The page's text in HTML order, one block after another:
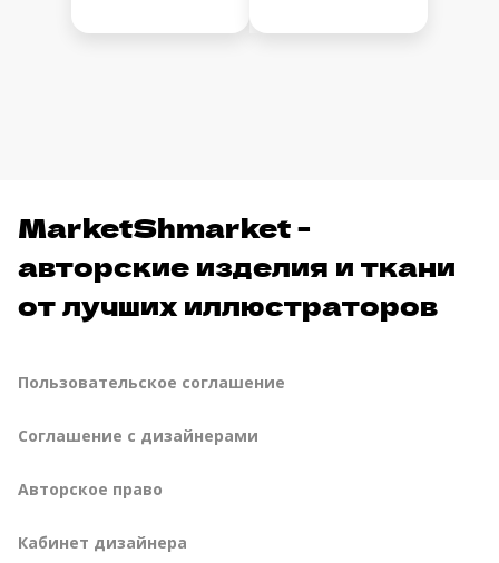
MarketShmarket -
авторские изделия и ткани
от лучших иллюстраторов
Пользовательское соглашение
Соглашение с дизайнерами
Авторское право
Кабинет дизайнера